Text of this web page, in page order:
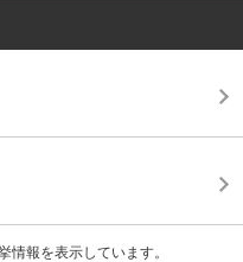
報を表示しています。